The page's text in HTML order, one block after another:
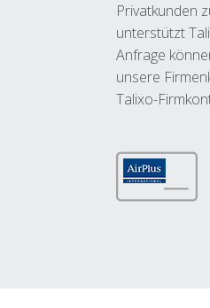
Privatkunden
unterstützt
Anfrage
unsere
Talixo-